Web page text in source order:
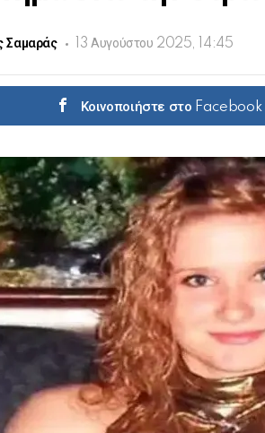
Σαμαράς 13 Αυγούστου 2025, 14:45
Κοινοποιήστε στο Facebook